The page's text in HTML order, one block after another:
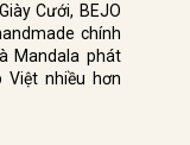
Cưới, BEJO
chính
Mandala phát
Việt nhiều hơn